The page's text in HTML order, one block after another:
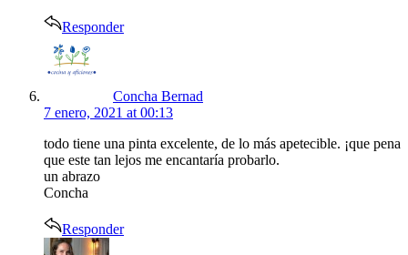
Responder
Concha Bernad
7 enero, 2021 at 00:13
todo tiene una pinta excelente, de lo más apetecible. ¡que pena
que este tan lejos me encantaría probarlo.
un abrazo
Concha
Responder
says: